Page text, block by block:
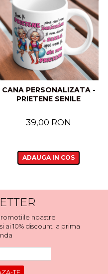
CANA PERSONALIZATA -
PRIETENE SENILE
39,00 RON
ADAUGA IN COS
noastre
ai 10% discount la prima